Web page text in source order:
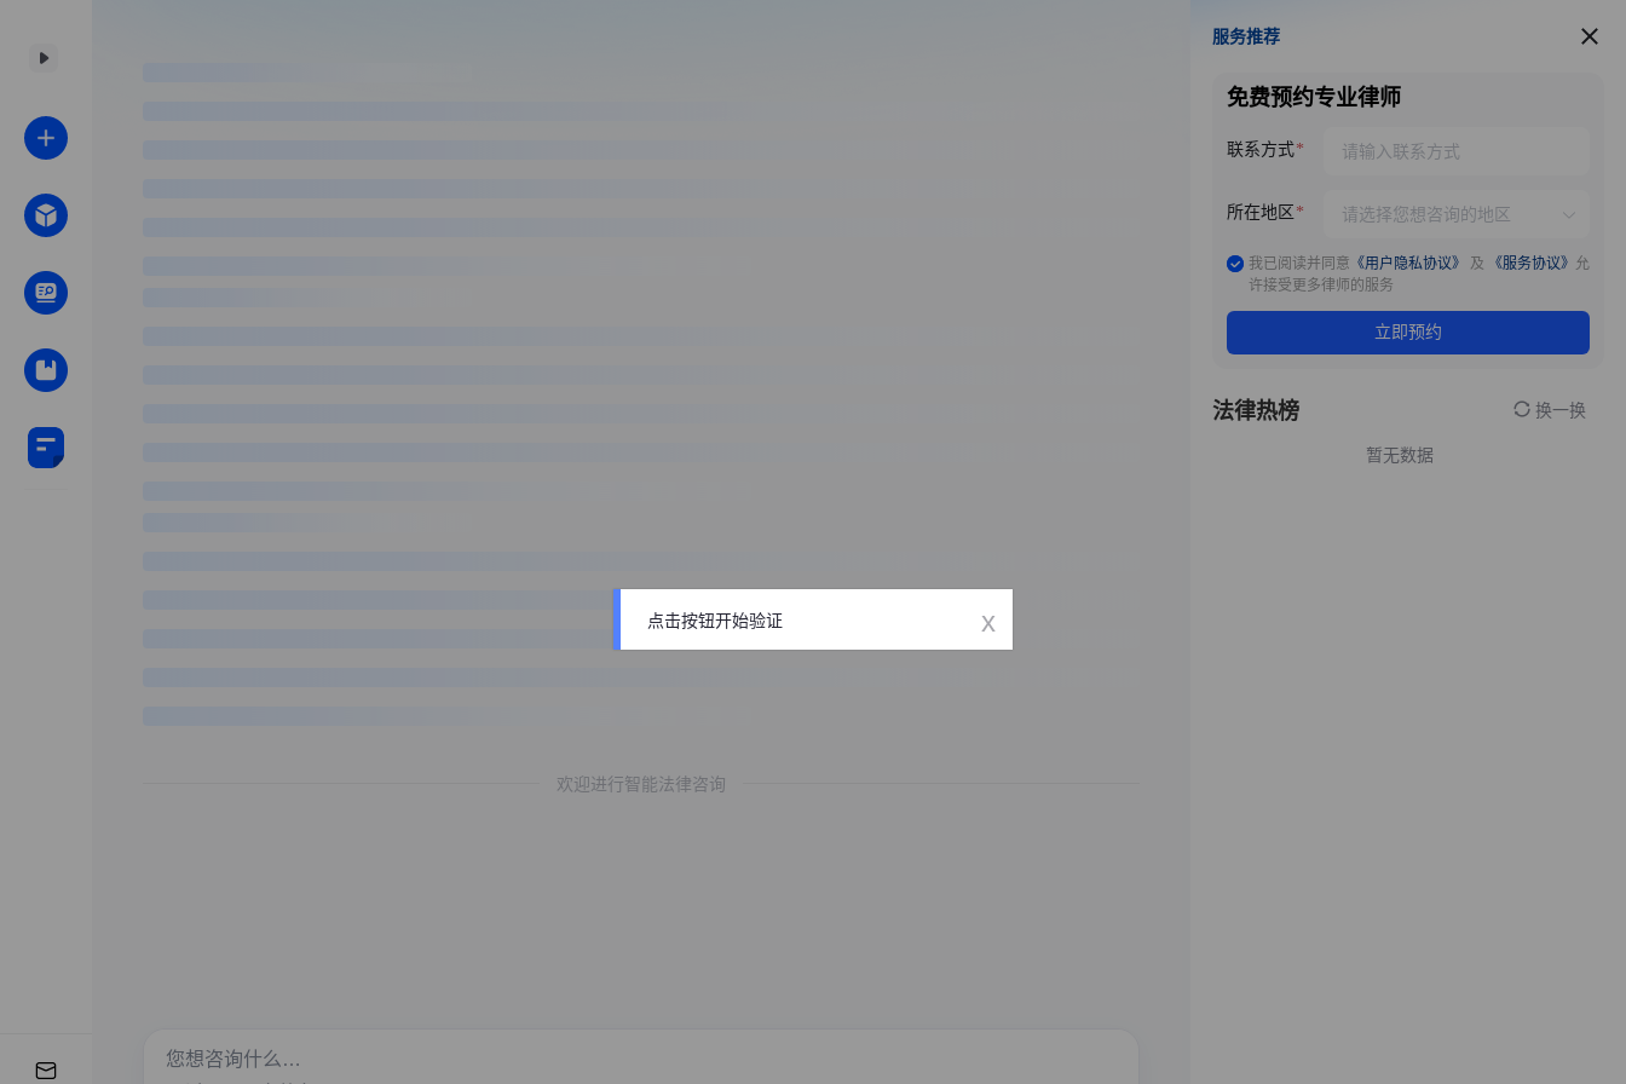
欢迎进行智能法律咨询
服务推荐
服务推荐
免费预约专业律师
联系方式
所在地区
我已阅读并同意 《用户隐私协议》 及 《服务协议》 允
许接受更多律师的服务
立即预约
法律热榜 换一换
暂无数据
点击按钮开始验证 x